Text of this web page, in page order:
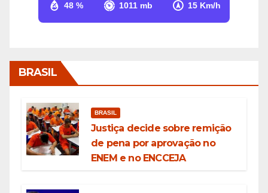
48 % 1011 mb 15 Km/h
BRASIL
BRASIL
Justiça decide sobre remição
de pena por aprovação no
ENEM e no ENCCEJA